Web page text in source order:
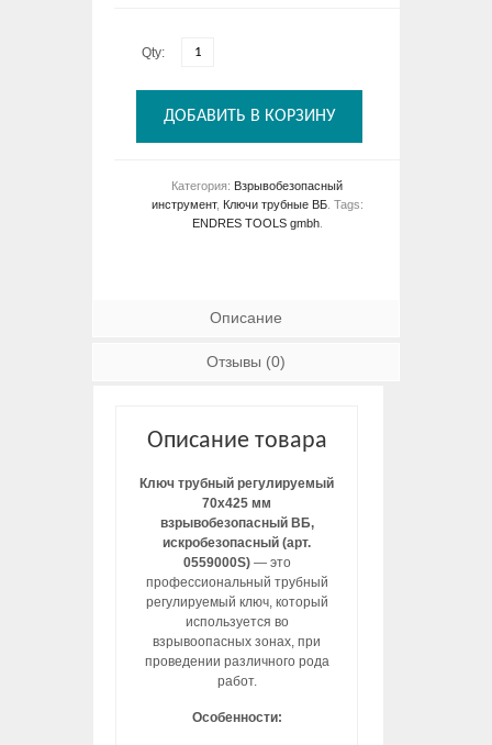
Qty:
ДОБАВИТЬ В КОРЗИНУ
Категория: Взрывобезопасный
инструмент, Ключи трубные ВБ. Tags:
ENDRES TOOLS gmbh.
Описание
Отзывы (0)
Описание товара
Ключ трубный регулируемый
70х425 мм
взрывобезопасный ВБ,
искробезопасный (арт.
0559000S)— это
профессиональный трубный
регулируемый ключ, который
используется во
взрывоопасных зонах, при
проведении различного рода
работ.
Особенности: